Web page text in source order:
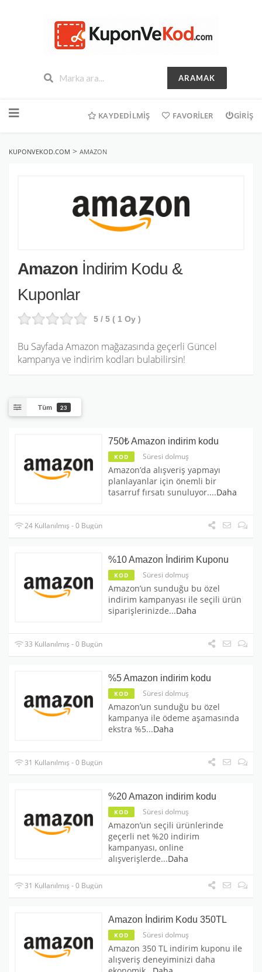
ARAMAK
geç
KAYDEDILMIŞ FAVORILER GIRIŞ
KUPONVEKOD.COM > AMAZON
Amazon İndirim Kodu &
Kuponlar
5 / 5 ( 1 Oy )
Bu Sayfada Amazon mağazasında geçerli Güncel
kampanya ve indirim kodları bulabilirsin!
Tüm 23
750₺ Amazon indirim kodu
KOD Süresi dolmuş
Amazon’da alışveriş yapmayı
planlayanlar için önemli bir
tasarruf fırsatı sunuluyor....Daha
24 Kullanılmış - 0 Bugün
%10 Amazon İndirim Kuponu
KOD Süresi dolmuş
Amazon’un sunduğu bu özel
indirim kampanyası ile seçili ürün
siparişlerinizde...Daha
33 Kullanılmış - 0 Bugün
%5 Amazon indirim kodu
KOD Süresi dolmuş
Amazon’un sunduğu bu özel
kampanya ile ödeme aşamasında
ekstra %5...Daha
31 Kullanılmış - 0 Bugün
%20 Amazon indirim kodu
KOD Süresi dolmuş
Amazon’un seçili ürünlerinde
geçerli net %20 indirim
kampanyası, online
alışverişlerde...Daha
31 Kullanılmış - 0 Bugün
Amazon İndirim Kodu 350TL
KOD Süresi dolmuş
Amazon 350 TL indirim kuponu ile
alışveriş deneyiminizi daha